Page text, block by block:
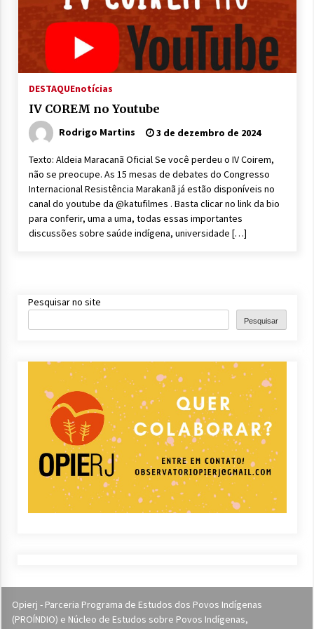
DESTAQUEnotícias
IV COREM no Youtube
Rodrigo Martins 3 de dezembro de 2024
Texto: Aldeia Maracanã Oficial Se você perdeu o IV Coirem,
não se preocupe. As 15 mesas de debates do Congresso
Internacional Resistência Marakanã já estão disponíveis no
canal do youtube da @katufilmes . Basta clicar no link da bio
para conferir, uma a uma, todas essas importantes
discussões sobre saúde indígena, universidade […]
Pesquisar no site
Pesquisar
Opierj - Parceria Programa de Estudos dos Povos Indígenas
(PROÍNDIO) e Núcleo de Estudos sobre Povos Indígenas,